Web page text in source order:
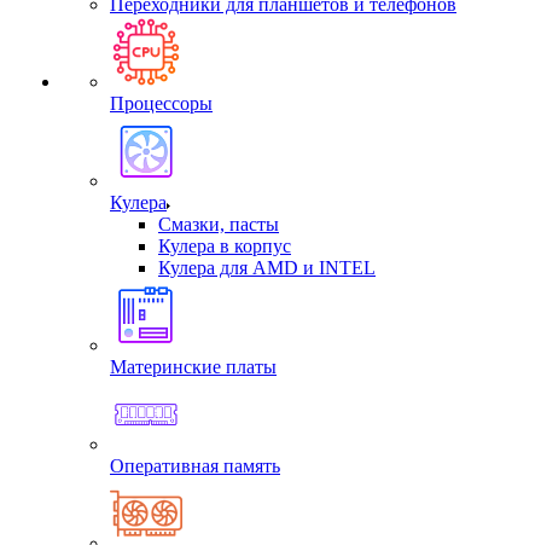
Переходники для планшетов и телефонов
Процессоры
Кулера
Смазки, пасты
Кулера в корпус
Кулера для AMD и INTEL
Материнские платы
Оперативная память